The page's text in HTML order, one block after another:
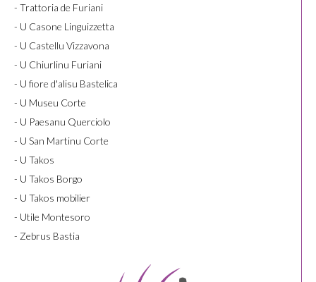
- Trattoria de Furiani
- U Casone Linguizzetta
- U Castellu Vizzavona
- U Chiurlinu Furiani
- U fiore d'alisu Bastelica
- U Museu Corte
- U Paesanu Querciolo
- U San Martinu Corte
- U Takos
- U Takos Borgo
- U Takos mobilier
- Utile Montesoro
- Zebrus Bastia